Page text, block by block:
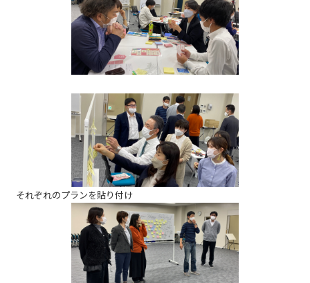
それぞれのプランを貼り付け